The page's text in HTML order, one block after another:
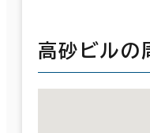
高砂ビルの